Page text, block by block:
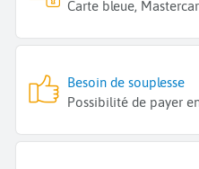
Carte bleue,
Besoin de souplesse
Possibilité de payer